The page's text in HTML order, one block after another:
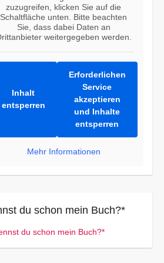
zuzugreifen, klicken Sie auf die
Schaltfläche unten. Bitte beachten
Sie, dass dabei Daten an
weitergegeben werden.
Inhalt
entsperren
Erforderlichen
Service
akzeptieren
und Inhalte
entsperren
Mehr Informationen
du schon mein Buch?*